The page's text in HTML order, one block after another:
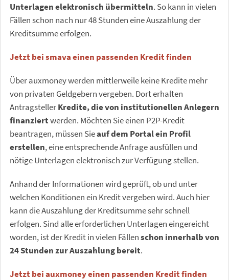
Unterlagen elektronisch übermitteln. So kann in vielen
Fällen schon nach nur 48 Stunden eine Auszahlung der
Kreditsumme erfolgen.
Jetzt bei smava einen passenden Kredit finden
Über auxmoney werden mittlerweile keine Kredite mehr
von privaten Geldgebern vergeben. Dort erhalten
AntragstellerKredite, die von institutionellen Anlegern
finanziertwerden. Möchten Sie einen P2P-Kredit
beantragen, müssen Sieauf dem Portal ein Profil
erstellen, eine entsprechende Anfrage ausfüllen und
nötige Unterlagen elektronisch zur Verfügung stellen.
Anhand der Informationen wird geprüft, ob und unter
welchen Konditionen ein Kredit vergeben wird. Auch hier
kann die Auszahlung der Kreditsumme sehr schnell
erfolgen. Sind alle erforderlichen Unterlagen eingereicht
worden, ist der Kredit in vielen Fällenschon innerhalb von
24 Stunden zur Auszahlung bereit.
Jetzt bei auxmoney einen passenden Kredit finden